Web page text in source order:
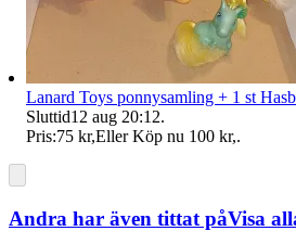
Lanard Toys ponnysamling + 1 st
Sluttid12 aug 20:12.
Pris:75 kr,Eller Köp nu 100 kr,.
Andra har även tittat påVisa